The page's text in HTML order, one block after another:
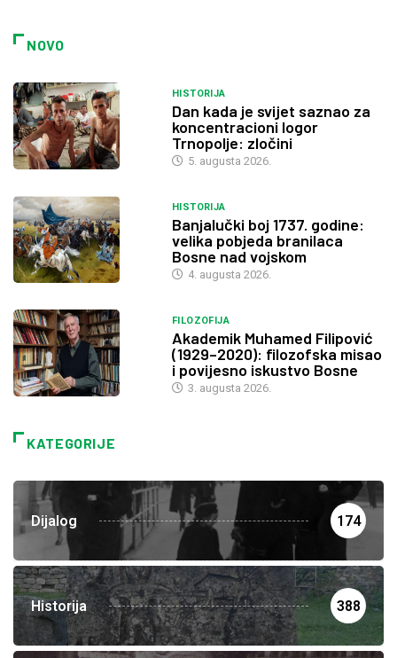
NOVO
HISTORIJA
Dan kada je svijet saznao za
koncentracioni logor
Trnopolje: zločini
5. augusta 2026.
HISTORIJA
Banjalučki boj 1737. godine:
velika pobjeda branilaca
Bosne nad vojskom
4. augusta 2026.
FILOZOFIJA
Akademik Muhamed Filipović
(1929–2020): filozofska misao
i povijesno iskustvo Bosne
3. augusta 2026.
KATEGORIJE
Dijalog 174
Historija 388